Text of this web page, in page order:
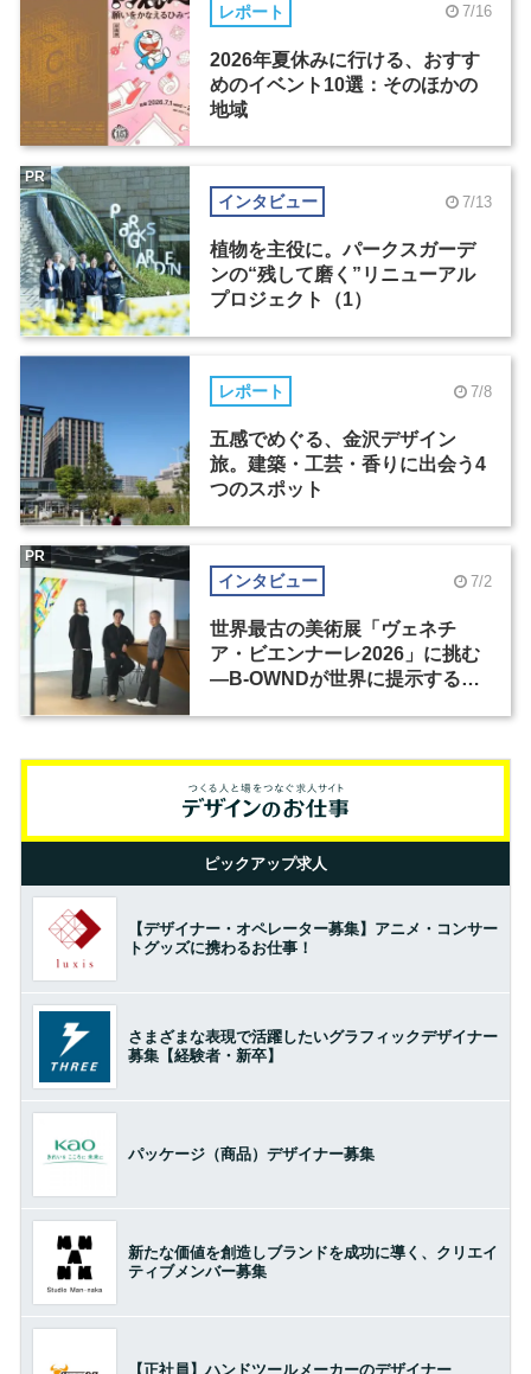
レポート 7/16
2026年夏休みに行ける、おすす
めのイベント10選：そのほかの
地域
インタビュー 7/13
植物を主役に。パークスガーデ
ンの“残して磨く”リニューアル
プロジェクト（1）
PR
レポート 7/8
五感でめぐる、金沢デザイン
旅。建築・工芸・香りに出会う4
つのスポット
インタビュー 7/2
世界最古の美術展「ヴェネチ
ア・ビエンナーレ2026」に挑む
―B-OWNDが世界に提示する美
PR
ピックアップ求人
【デザイナー・オペレーター募集】アニメ・コンサー
トグッズに携わるお仕事！
さまざまな表現で活躍したいグラフィックデザイナー
募集【経験者・新卒】
パッケージ（商品）デザイナー募集
新たな価値を創造しブランドを成功に導く、クリエイ
ティブメンバー募集
【正社員】ハンドツールメーカーのデザイナー